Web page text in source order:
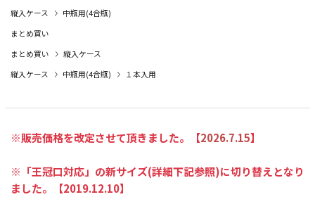
縦入ケース
中瓶用(4合瓶)
まとめ買い
まとめ買い
縦入ケース
縦入ケース
中瓶用(4合瓶) １本入用
※販売価格を改定させて頂きました。【2026.7.15】
※「王冠口対応」の新サイズ(詳細下記参照)に切り替えとなり
ました。【2019.12.10】